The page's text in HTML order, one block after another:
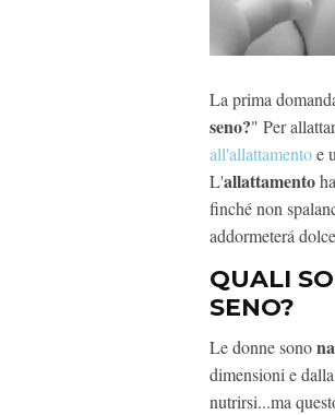
La prima
seno?" Per
all'allattamentoe
L'allattamento
finché non
addormeterá
QUALI
SENO?
Le donne sono
dimensioni e
nutrirsi...ma